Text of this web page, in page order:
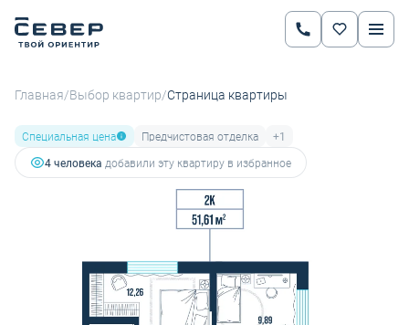
Главная/Выбор квартир/Страница квартиры
Специальная цена Предчистовая отделка
+1
4 человекa добавили эту квартиру в избранное